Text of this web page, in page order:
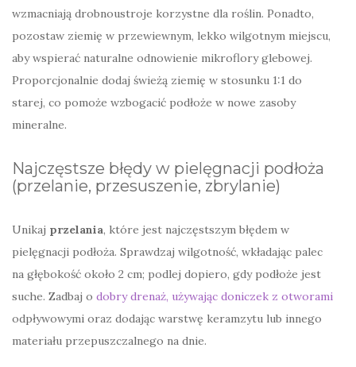
wzmacniają drobnoustroje korzystne dla roślin. Ponadto,
pozostaw ziemię w przewiewnym, lekko wilgotnym miejscu,
aby wspierać naturalne odnowienie mikroflory glebowej.
Proporcjonalnie dodaj świeżą ziemię w stosunku 1:1 do
starej, co pomoże wzbogacić podłoże w nowe zasoby
mineralne.
Najczęstsze błędy w pielęgnacji podłoża
(przelanie, przesuszenie, zbrylanie)
Unikaj przelania, które jest najczęstszym błędem w
pielęgnacji podłoża. Sprawdzaj wilgotność, wkładając palec
na głębokość około 2 cm; podlej dopiero, gdy podłoże jest
suche. Zadbaj o dobry drenaż, używając doniczek z otworami
odpływowymi oraz dodając warstwę keramzytu lub innego
materiału przepuszczalnego na dnie.